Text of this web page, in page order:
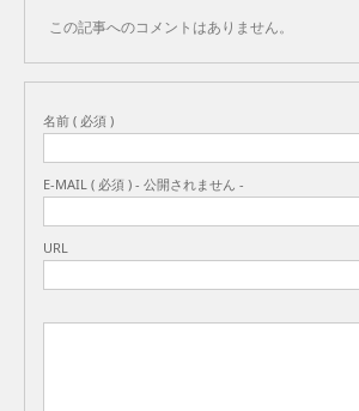
この記事へのコメントはありません。
名前 ( 必須 )
E-MAIL ( 必須 ) - 公開されません -
URL